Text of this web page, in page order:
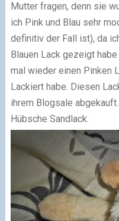
Mutter fragen, denn sie
ich Pink und Blau sehr
definitiv der Fall ist), da
Blauen Lack gezeigt
mal wieder einen Pinken
Lackiert habe. Diesen
ihrem Blogsale
Hübsche Sandlack: